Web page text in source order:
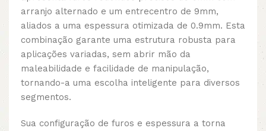
arranjo alternado e um entrecentro de 9mm,
aliados a uma espessura otimizada de 0.9mm. Esta
combinação garante uma estrutura robusta para
aplicações variadas, sem abrir mão da
maleabilidade e facilidade de manipulação,
tornando-a uma escolha inteligente para diversos
segmentos.
Sua configuração de furos e espessura a torna